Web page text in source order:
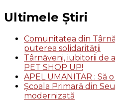
Ultimele Știri
Comunitatea din
puterea solidarității
Târnăveni, iubitorii de
PET SHOP UP!
APEL UMANITAR : Să
Școala Primară din
modernizată